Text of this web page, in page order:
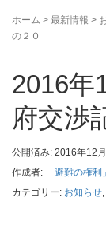
ホーム > 最新情報 >
の２０
2016
府交渉
公開済み: 2016年12
作成者:
「避難の権
カテゴリー: お知らせ,